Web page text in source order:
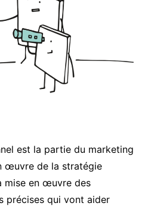
est la partie du marketing
œuvre de la stratégie
mise en œuvre des
précises qui vont aider